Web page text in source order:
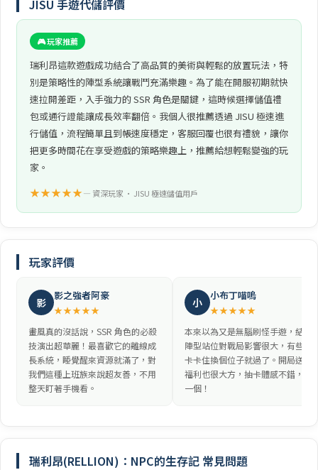
JISU 手遊代儲評價
🎮 玩家推薦
瑞利昂這款遊戲成功結合了高品質的美術與輕鬆的放置玩法，特
別是策略性的陣型系統讓戰鬥充滿樂趣。為了能在開服初期就快
速拉開差距，入手強力的 SSR 角色是關鍵，這時候選擇儲值禮
包或通行證能讓成長效率翻倍。我個人很推薦透過 JISU 極速進
行儲值，流程簡單且到帳速度穩定，客服回覆也很有禮貌，讓你
把更多時間花在享受遊戲的策略樂趣上，推薦給想輕鬆變強的玩
家。
★★★★★— 資深玩家 • JISU 極速儲值用戶
玩家評價
影 影之強者阿豪
★★★★★
畫風真的沒話說，SSR 角色的必殺
技演出超華麗！最喜歡它的離線成
長系統，睡覺醒來資源就滿了，對
我們這種上班族來說超友善，不用
整天盯著手機看。
小 小布丁喵嗚
★★★★★
本來以為又是無腦刷怪手遊，結果
陣型站位對戰局影響很大，有些關
卡卡住換個位子就過了。開局送的
福利也很大方，抽卡體感不錯，推
一個！
瑞利昂(RELLION)：NPC的生存記 常見問題